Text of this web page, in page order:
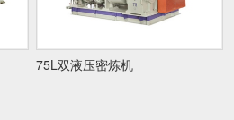
75L双液压密炼机